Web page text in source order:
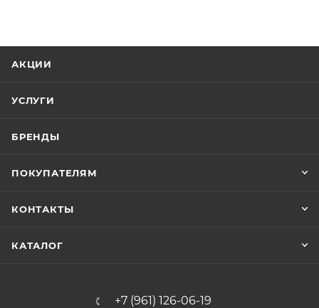
АКЦИИ
УСЛУГИ
БРЕНДЫ
ПОКУПАТЕЛЯМ
КОНТАКТЫ
КАТАЛОГ
+7 (961) 126-06-19